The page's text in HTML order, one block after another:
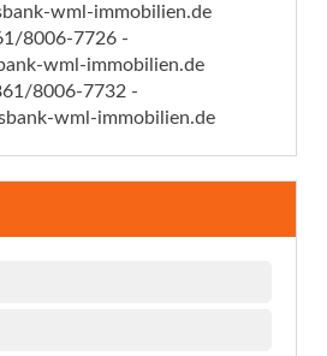
wml-immobilien.de
8006-7726 -
wml-immobilien.de
8006-7732 -
wml-immobilien.de